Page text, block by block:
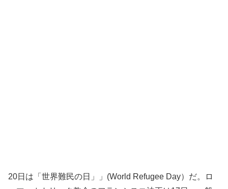
20日は「世界難民の日」」(World Refugee Day）だ。ロ